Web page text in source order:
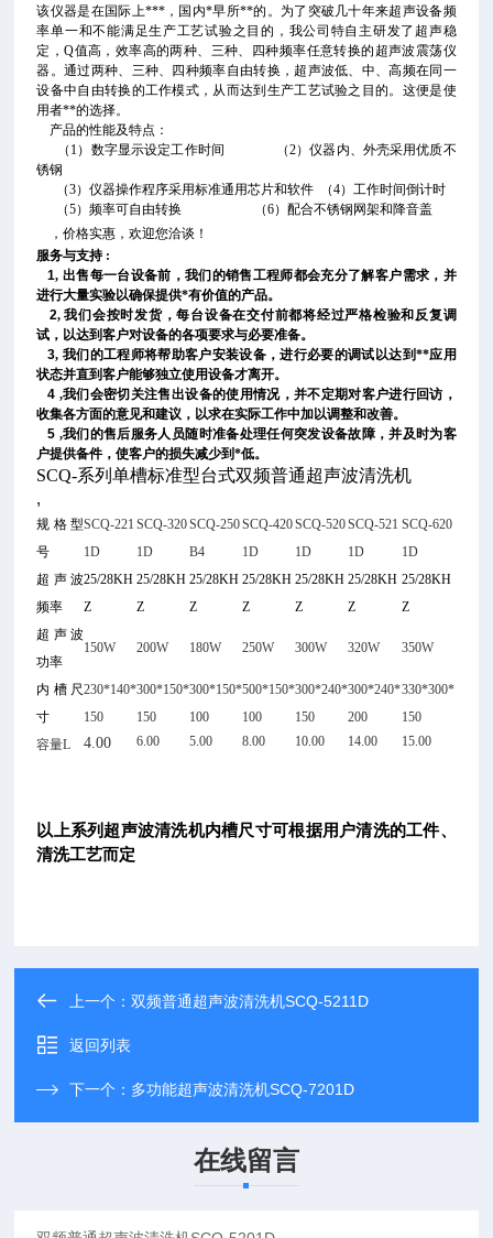
该仪器是在国际上***，国内*早所**的。为了突破几十年来超声设备频
率单一和不能满足生产工艺试验之目的，我公司特自主研发了超声稳
定，Q值高，效率高的两种、三种、四种频率任意转换的超声波震荡仪
器。通过两种、三种、四种频率自由转换，超声波低、中、高频在同一
设备中自由转换的工作模式，从而达到生产工艺试验之目的。这便是使
用者**的选择。
产品的性能及特点：
（1）数字显示设定工作时间 （2）仪器内、外壳采用优质不
锈钢
（3）仪器操作程序采用标准通用芯片和软件 （4）工作时间倒计时
（5）频率可自由转换 （6）配合不锈钢网架和降音盖
，价格实惠，欢迎您洽谈！
服务与支持 :
1, 出售每一台设备前，我们的销售工程师都会充分了解客户需求，并
进行大量实验以确保提供*有价值的产品。
2, 我们会按时发货，每台设备在交付前都将经过严格检验和反复调
试，以达到客户对设备的各项要求与必要准备。
3, 我们的工程师将帮助客户安装设备，进行必要的调试以达到**应用
状态并直到客户能够独立使用设备才离开。
4 ,我们会密切关注售出设备的使用情况，并不定期对客户进行回访，
收集各方面的意见和建议，以求在实际工作中加以调整和改善。
5 ,我们的售后服务人员随时准备处理任何突发设备故障，并及时为客
户提供备件，使客户的损失减少到*低。
SCQ-系列单槽标准型台式双频普通超声波清洗机
,
规格型
号
SCQ-221
1D
SCQ-320
1D
SCQ-250
B4
SCQ-420
1D
SCQ-520
1D
SCQ-521
1D
SCQ-620
1D
超声波
频率
25/28KH
Z
25/28KH
Z
25/28KH
Z
25/28KH
Z
25/28KH
Z
25/28KH
Z
25/28KH
Z
超声波
功率
150W 200W 180W 250W 300W 320W 350W
内槽尺
寸
230*140*
150
300*150*
150
300*150*
100
500*150*
100
300*240*
150
300*240*
200
330*300*
150
容量L 4.00 6.00 5.00 8.00 10.00 14.00 15.00
以上系列超声波清洗机内槽尺寸可根据用户清洗的工件、
清洗工艺而定
上一个：双频普通超声波清洗机SCQ-5211D
返回列表
下一个： 多功能超声波清洗机SCQ-7201D
在线留言